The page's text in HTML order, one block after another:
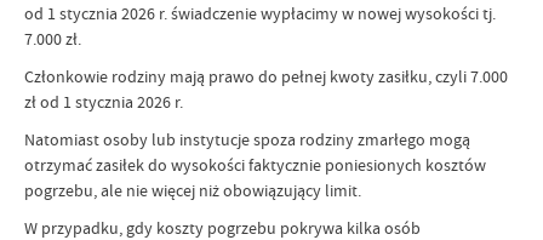
od 1 stycznia 2026 r. świadczenie wypłacimy w nowej wysokości tj.
7.000 zł.
Członkowie rodziny mają prawo do pełnej kwoty zasiłku, czyli 7.000
zł od 1 stycznia 2026 r.
Natomiast osoby lub instytucje spoza rodziny zmarłego mogą
otrzymać zasiłek do wysokości faktycznie poniesionych kosztów
pogrzebu, ale nie więcej niż obowiązujący limit.
W przypadku, gdy koszty pogrzebu pokrywa kilka osób